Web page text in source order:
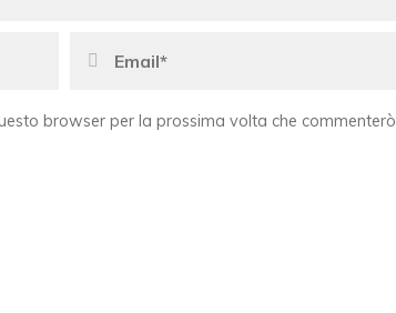
browser per la prossima volta che commenterò.